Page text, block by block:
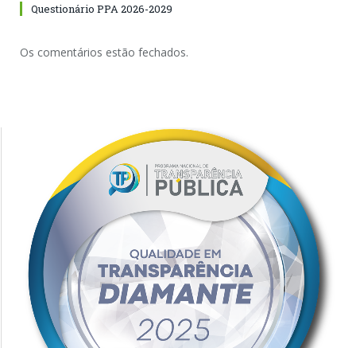
Questionário PPA 2026-2029
Os comentários estão fechados.